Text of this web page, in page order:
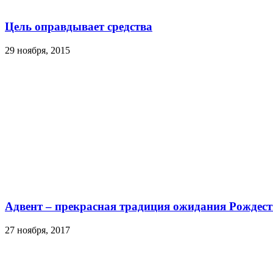
Цель оправдывает средства
29 ноября, 2015
Адвент – прекрасная традиция ожидания
27 ноября, 2017